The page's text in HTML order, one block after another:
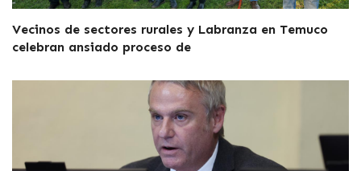
Vecinos de sectores rurales y Labranza en Temuco
celebran ansiado proceso de